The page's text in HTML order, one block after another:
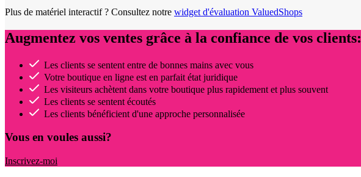
Plus de matériel interactif ? Consultez notre widget d'évaluation ValuedShops
Augmentez vos ventes grâce à la confiance de vos clients:
Les clients se sentent entre de bonnes mains avec vous
Votre boutique en ligne est en parfait état juridique
Les visiteurs achètent dans votre boutique plus rapidement et plus souvent
Les clients se sentent écoutés
Les clients bénéficient d'une approche personnalisée
Vous en voules aussi?
Inscrivez-moi